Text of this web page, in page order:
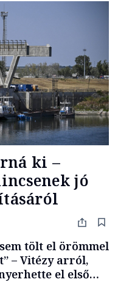
ki –
jó
tölt el örömmel
– Vitézy arról,
el első